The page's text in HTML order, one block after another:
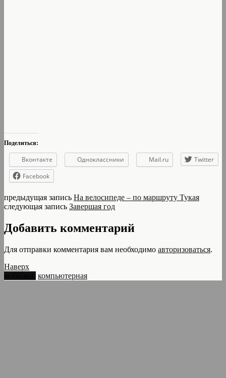
Поделиться:
Вконтакте Одноклассники Mail.ru
Twitter
Facebook
предыдущая запись На велосипеде – по маршруту Тукая
следующая запись Завершая год
Добавить комментарий
Для отправки комментария вам необходимо авторизоваться.
Наверх
компьютерная